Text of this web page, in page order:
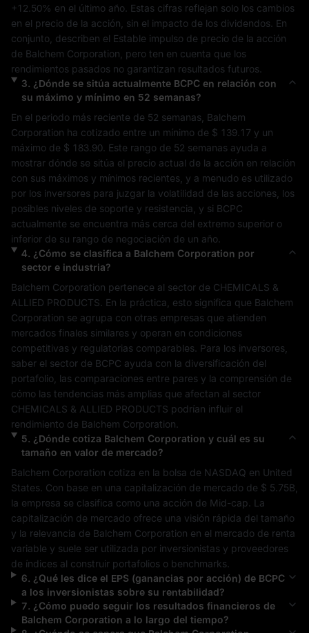
+12.50% en el último año. Estas cifras reflejan solo los cambios
en el precio de la acción, sin el impacto de los dividendos. En
conjunto, describen el Estable impulso de precio de la acción
de Balchem Corporation , pero ten en cuenta que los
rendimientos pasados no garantizan resultados futuros.
3. ¿Dónde se sitúa actualmente BCPCen relación con
su máximo y mínimo en 52 semanas?
En el periodo más reciente de 52 semanas, Balchem
Corporation ha cotizado entre un mínimo de $ 139.17 y un
máximo de $ 183.90 . Este rango de 52 semanas ayuda a
mostrar dónde se sitúa el precio actual de la acción en relación
con sus máximos y mínimos recientes, y a menudo es utilizado
por los inversores para juzgar la volatilidad de las acciones, los
posibles niveles de soporte y resistencia, y si BCPC
actualmente se encuentra más cerca del extremo superior o
inferior de su rango de negociación de un año.
4. ¿Cómo se clasifica a Balchem Corporation por
sector e industria?
Balchem Corporation pertenece al sector de CHEMICALS &
ALLIED PRODUCTS . En la práctica, esto significa que Balchem
Corporation se agrupa con otras empresas que atienden
mercados finales similares y operan en condiciones
competitivas y regulatorias comparables. Para los inversores,
saber el sector de BCPC ayuda con la diversificación del
portafolio, las comparaciones entre pares y la comprensión de
CHEMICALS & ALLIED PRODUCTS podrían influir el
rendimiento de Balchem Corporation
5. ¿Dónde cotiza Balchem Corporation y cuál es su
tamaño en valor de mercado?
Balchem Corporation cotiza en la bolsa de NASDAQ en United
States . Con base en una capitalización de mercado de $ 5.75B
la empresa se clasifica como una acción de Mid-cap . La
capitalización de mercado ofrece una visión rápida del tamaño
y la relevancia de Balchem Corporation en el mercado de renta
variable y suele ser utilizada por inversionistas y proveedores
de índices al construir portafolios o benchmarks.
6. ¿Qué les dice el EPS (ganancias por acción) de BCPC
a los inversionistas sobre su rentabilidad?
7. ¿Cómo puedo seguir los resultados financieros de
Balchem Corporation a lo largo del tiempo?